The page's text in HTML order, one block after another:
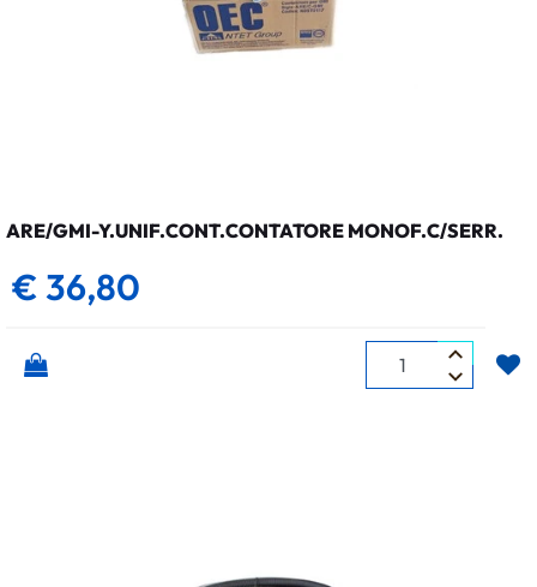
ARE/GMI-Y.UNIF.CONT.CONTATORE MONOF.C/SERR.
€ 36,80
Quantità